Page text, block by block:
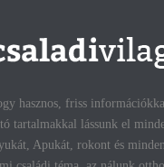
hasznos, friss
tartalmakkal lássunk el
Apukát, rokont és